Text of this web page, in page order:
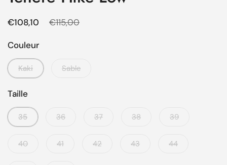
Prix régulier
€108,10 Prix de solde
€115,00
Couleur
Kaki Sable
Taille
35 36 37 38 39
40 41 42 43 44